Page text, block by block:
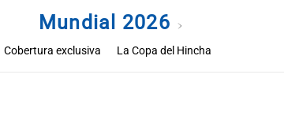
Mundial 2026
Cobertura exclusiva La Copa del Hincha